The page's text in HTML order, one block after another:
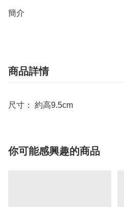
簡介
商品詳情
尺寸： 約高9.5cm
你可能感興趣的商品